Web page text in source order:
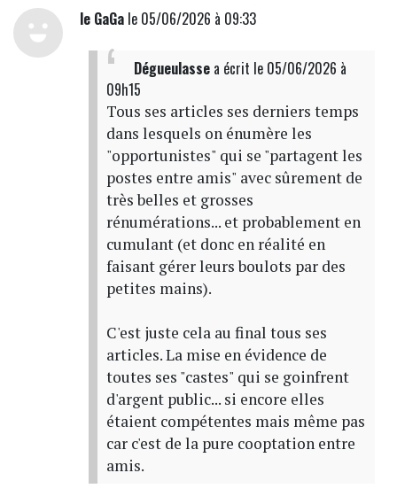
le GaGale 05/06/2026 à 09:33
Dégueulassea écrit le 05/06/2026 à
09h15
Tous ses articles ses derniers temps
dans lesquels on énumère les
"opportunistes" qui se "partagent les
postes entre amis" avec sûrement de
très belles et grosses
rénumérations... et probablement en
cumulant (et donc en réalité en
faisant gérer leurs boulots par des
petites mains).
C'est juste cela au final tous ses
articles. La mise en évidence de
toutes ses "castes" qui se goinfrent
d'argent public... si encore elles
étaient compétentes mais même pas
car c'est de la pure cooptation entre
amis.